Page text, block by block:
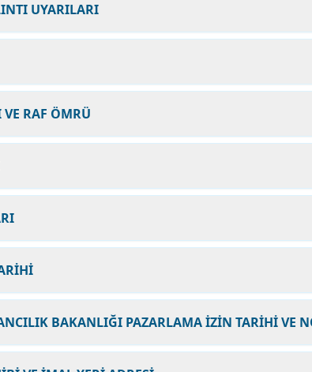
UYARILARI
RAF ÖMRÜ
BAKANLIĞI PAZARLAMA İZİN TARİHİ VE